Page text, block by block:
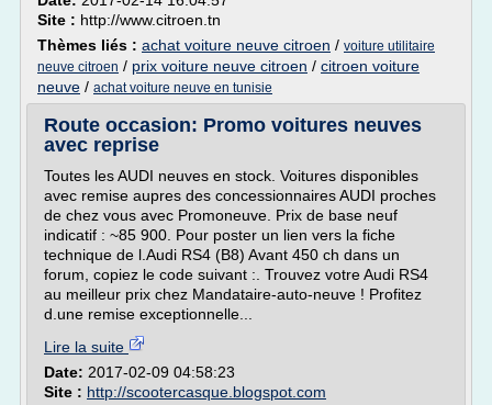
Site : http://www.citroen.tn
Thèmes liés : achat voiture neuve citroen / voiture utilitaire
neuve citroen / prix voiture neuve citroen / citroen voiture
neuve / achat voiture neuve en tunisie
Route occasion: Promo voitures neuves
avec reprise
Toutes les AUDI neuves en stock. Voitures disponibles
avec remise aupres des concessionnaires AUDI proches
de chez vous avec Promoneuve. Prix de base neuf
indicatif : ~85 900. Pour poster un lien vers la fiche
technique de l.Audi RS4 (B8) Avant 450 ch dans un
forum, copiez le code suivant :. Trouvez votre Audi RS4
au meilleur prix chez Mandataire-auto-neuve ! Profitez
d.une remise exceptionnelle...
Lire la suite
Date: 2017-02-09 04:58:23
Site : http://scootercasque.blogspot.com